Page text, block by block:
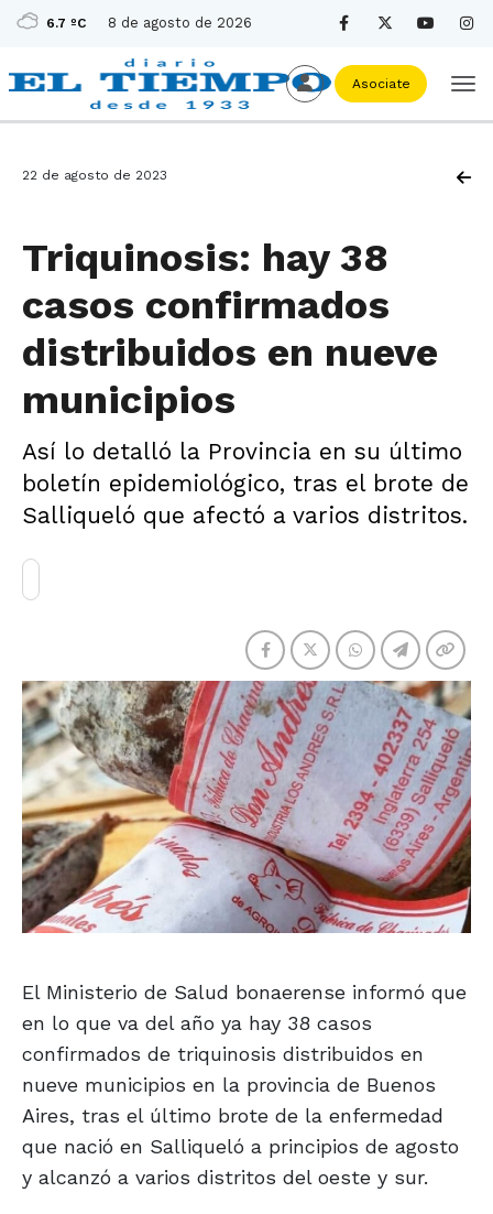
6.7 ºC 8 de agosto de 2026
Asociate
22 de agosto de 2023
Triquinosis: hay 38
casos confirmados
distribuidos en nueve
municipios
Así lo detalló la Provincia en su último
boletín epidemiológico, tras el brote de
Salliqueló que afectó a varios distritos.
El Ministerio de Salud bonaerense informó que
en lo que va del año ya hay 38 casos
confirmados de triquinosis distribuidos en
nueve municipios en la provincia de Buenos
Aires, tras el último brote de la enfermedad
que nació en Salliqueló a principios de agosto
y alcanzó a varios distritos del oeste y sur.